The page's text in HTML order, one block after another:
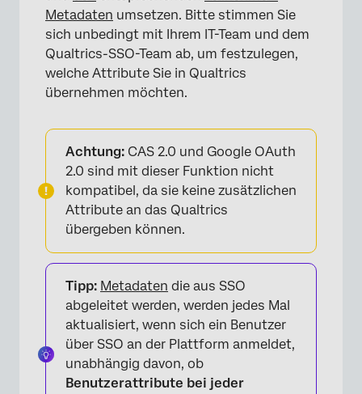
Metadaten umsetzen. Bitte stimmen Sie
sich unbedingt mit Ihrem IT-Team und dem
Qualtrics-SSO-Team ab, um festzulegen,
welche Attribute Sie in Qualtrics
übernehmen möchten.
Achtung: CAS 2.0 und Google OAuth
2.0 sind mit dieser Funktion nicht
kompatibel, da sie keine zusätzlichen
Attribute an das Qualtrics
übergeben können.
Tipp: Metadaten die aus SSO
abgeleitet werden, werden jedes Mal
aktualisiert, wenn sich ein Benutzer
über SSO an der Plattform anmeldet,
unabhängig davon, ob
Benutzerattribute bei jeder